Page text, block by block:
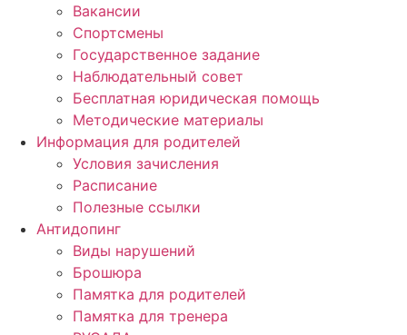
Вакансии
Спортсмены
Государственное задание
Наблюдательный совет
Бесплатная юридическая помощь
Методические материалы
Информация для родителей
Условия зачисления
Расписание
Полезные ссылки
Антидопинг
Виды нарушений
Брошюра
Памятка для родителей
Памятка для тренера